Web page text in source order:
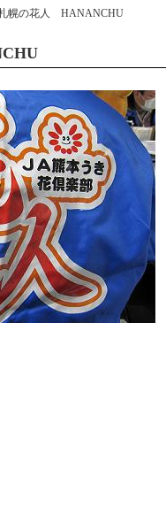
幌の花人 HANANCHU